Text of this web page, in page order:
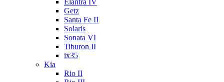
Elantra IV
Getz
Santa Fe II
Solaris
Sonata VI
Tiburon II
ix35
Kia
Rio II